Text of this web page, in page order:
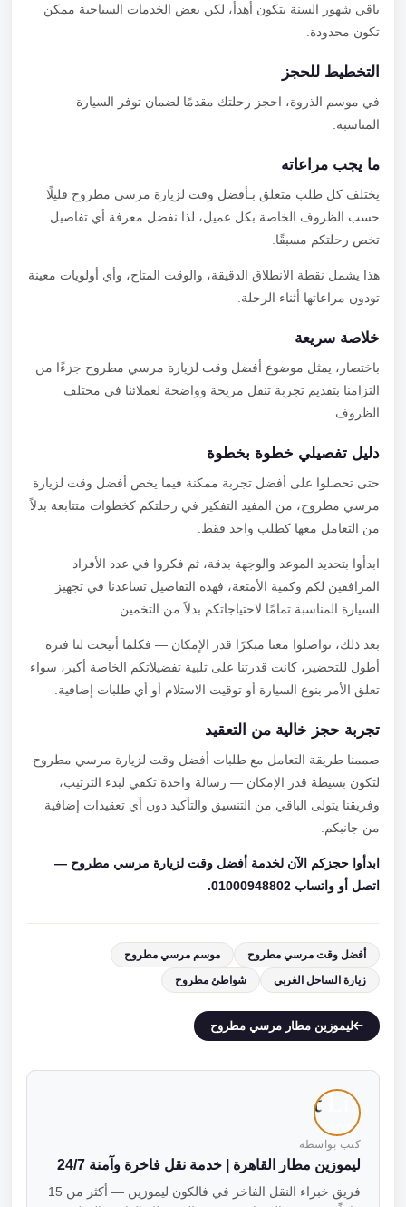
باقي شهور السنة بتكون أهدأ، لكن بعض الخدمات السياحية ممكن
تكون محدودة.
التخطيط للحجز
في موسم الذروة، احجز رحلتك مقدمًا لضمان توفر السيارة
المناسبة.
ما يجب مراعاته
يختلف كل طلب متعلق بـأفضل وقت لزيارة مرسي مطروح قليلًا
حسب الظروف الخاصة بكل عميل، لذا نفضل معرفة أي تفاصيل
تخص رحلتكم مسبقًا.
هذا يشمل نقطة الانطلاق الدقيقة، والوقت المتاح، وأي أولويات معينة
تودون مراعاتها أثناء الرحلة.
خلاصة سريعة
باختصار، يمثل موضوع أفضل وقت لزيارة مرسي مطروح جزءًا من
التزامنا بتقديم تجربة تنقل مريحة وواضحة لعملائنا في مختلف
الظروف.
دليل تفصيلي خطوة بخطوة
حتى تحصلوا على أفضل تجربة ممكنة فيما يخص أفضل وقت لزيارة
مرسي مطروح، من المفيد التفكير في رحلتكم كخطوات متتابعة بدلاً
من التعامل معها كطلب واحد فقط.
ابدأوا بتحديد الموعد والوجهة بدقة، ثم فكروا في عدد الأفراد
المرافقين لكم وكمية الأمتعة، فهذه التفاصيل تساعدنا في تجهيز
السيارة المناسبة تمامًا لاحتياجاتكم بدلاً من التخمين.
بعد ذلك، تواصلوا معنا مبكرًا قدر الإمكان — فكلما أتيحت لنا فترة
أطول للتحضير، كانت قدرتنا على تلبية تفضيلاتكم الخاصة أكبر، سواء
تعلق الأمر بنوع السيارة أو توقيت الاستلام أو أي طلبات إضافية.
تجربة حجز خالية من التعقيد
صممنا طريقة التعامل مع طلبات أفضل وقت لزيارة مرسي مطروح
لتكون بسيطة قدر الإمكان — رسالة واحدة تكفي لبدء الترتيب،
وفريقنا يتولى الباقي من التنسيق والتأكيد دون أي تعقيدات إضافية
من جانبكم.
ابدأوا حجزكم الآن لخدمة أفضل وقت لزيارة مرسي مطروح —
اتصل أو واتساب 01000948802.
أفضل وقت مرسي مطروح
موسم مرسي مطروح
زيارة الساحل الغربي
شواطئ مطروح
ليموزين مطار مرسي مطروح
كتب بواسطة
ليموزين مطار القاهرة | خدمة نقل فاخرة وآمنة 24/7
فريق خبراء النقل الفاخر في فالكون ليموزين — أكثر من 15